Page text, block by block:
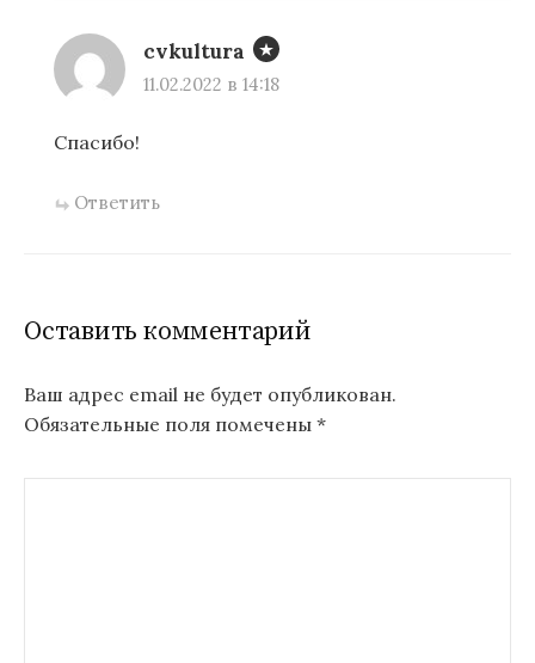
cvkultura
11.02.2022 в 14:18
Спасибо!
Ответить
Оставить комментарий
Ваш адрес email не будет опубликован.
Обязательные поля помечены *